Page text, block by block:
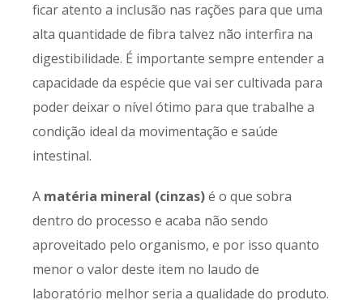
ficar atento a inclusão nas rações para que uma
alta quantidade de fibra talvez não interfira na
digestibilidade. É importante sempre entender a
capacidade da espécie que vai ser cultivada para
poder deixar o nível ótimo para que trabalhe a
condição ideal da movimentação e saúde
intestinal.
A matéria mineral (cinzas)é o que sobra
dentro do processo e acaba não sendo
aproveitado pelo organismo, e por isso quanto
menor o valor deste item no laudo de
laboratório melhor seria a qualidade do produto.